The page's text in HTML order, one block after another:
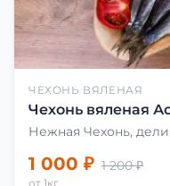
ЧЕХОНЬ ВЯЛЕНАЯ
Чехонь вяленая
Нежная Чехонь,
1 000 ₽ 1 200 ₽
от 1кг